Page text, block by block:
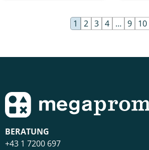
1 2 3 4 … 9 10
BERATUNG
+43 1 7200 697